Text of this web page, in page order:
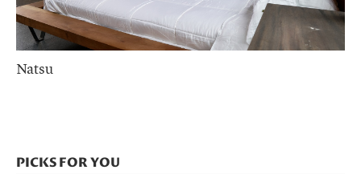
Natsu
PICKS FOR YOU